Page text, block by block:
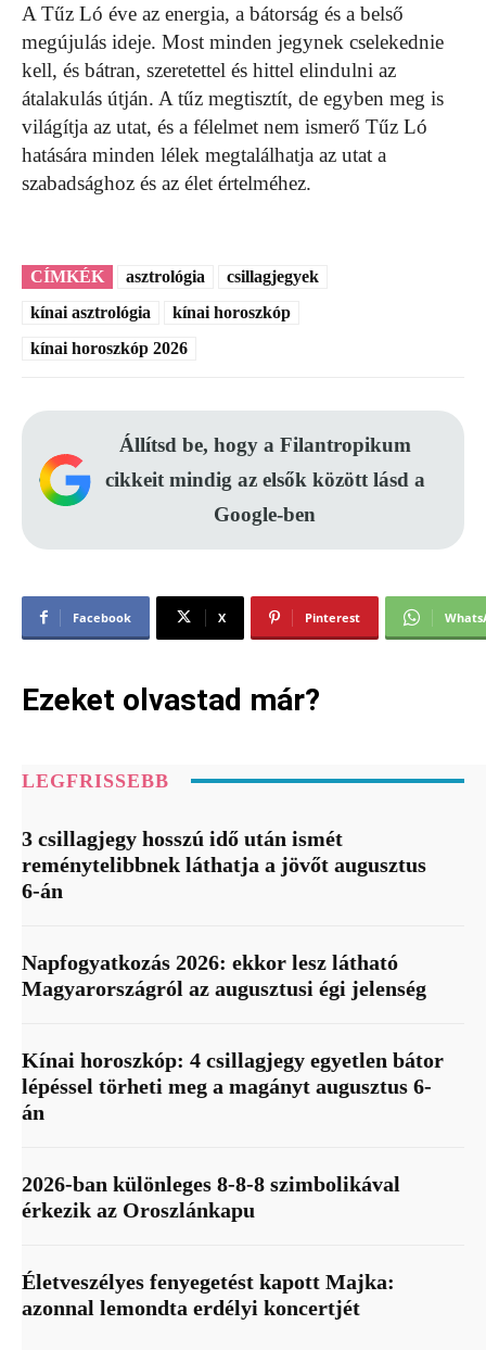
A Tűz Ló éve az energia, a bátorság és a belső
megújulás ideje. Most minden jegynek cselekednie
kell, és bátran, szeretettel és hittel elindulni az
átalakulás útján. A tűz megtisztít, de egyben meg is
világítja az utat, és a félelmet nem ismerő Tűz Ló
hatására minden lélek megtalálhatja az utat a
szabadsághoz és az élet értelméhez.
CÍMKÉK asztrológia
csillagjegyek
kínai asztrológia
kínai horoszkóp
kínai horoszkóp 2026
Állítsd be, hogy a Filantropikum
cikkeit mindig az elsők között lásd a
Google-ben
Facebook X Pinterest
Ezeket olvastad már?
LEGFRISSEBB
3 csillagjegy hosszú idő után ismét
reménytelibbnek láthatja a jövőt augusztus
6-án
Napfogyatkozás 2026: ekkor lesz látható
Magyarországról az augusztusi égi jelenség
Kínai horoszkóp: 4 csillagjegy egyetlen bátor
lépéssel törheti meg a magányt augusztus 6-
án
2026-ban különleges 8-8-8 szimbolikával
érkezik az Oroszlánkapu
Életveszélyes fenyegetést kapott Majka:
azonnal lemondta erdélyi koncertjét